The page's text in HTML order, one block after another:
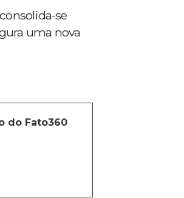
consolida-se
uma nova
do Fato360